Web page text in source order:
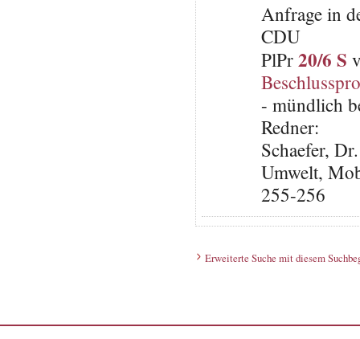
Anfrage in
CDU
PlPr20/6 S
- mündlich
Redner:
Schaefer,
Umwelt,
255-256
Erweiterte Suche mit diesem